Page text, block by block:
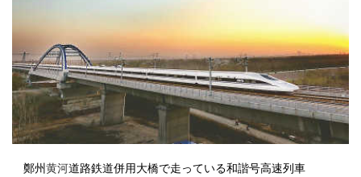
鄭州黄河道路鉄道併用大橋で走っている和諧号高速列車